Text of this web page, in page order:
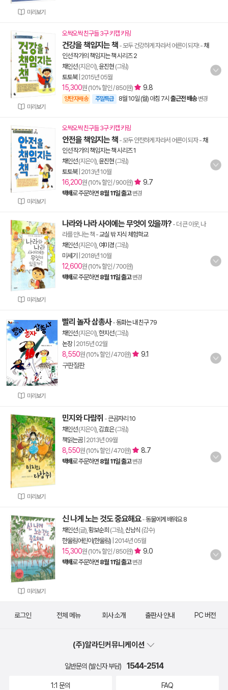
미리보기
미리보기
오싹오싹 친구들 3구 키캡 키링
건강을 책임지는 책 - 모두 건강하게 자라서 어른이 되자!-채
인선 작가의 책임지는 책 시리즈 2
채인선(지은이), 윤진현 (그림)
토토북| 2015년 05월
15,300원 (10% 할인 / 850원) 9.8
양탄자배송 주말특급 8월 10일 (월) 아침 7시 출근전 배송 변경
미리보기
오싹오싹 친구들 3구 키캡 키링
안전을 책임지는 책 - 모두 안전하게 자라서 어른이 되자-채
인선 작가의 책임지는 책 시리즈 1
채인선(지은이), 윤진현 (그림)
토토북| 2013년 10월
16,200원 (10% 할인 / 900원) 9.7
택배로 주문하면 8월 11일 출고 변경
미리보기
나라와 나라 사이에는 무엇이 있을까? - 더 큰 이웃, 나
라를 만나는 책 -교실 밖 지식 체험학교
채인선(지은이), 여미경 (그림)
미세기
2018년 10월
12,600원 (10% 할인 / 700원)
택배로 주문하면 8월 11일 출고 변경
미리보기
빨리 놀자 삼총사-동화는 내 친구 79
채인선(지은이), 한지선(그림)
논장| 2015년 02월
8,550원 (10% 할인 / 470원)
9.1
구판절판
미리보기
민지와 다람쥐 -큰곰자리 10
채인선(지은이), 김효은(그림)
책읽는곰| 2013년 09월
8,550원 (10% 할인 / 470원) 8.7
택배로 주문하면 8월 11일 출고 변경
미리보기
신 나게 노는 것도 중요해요-동물에게 배워요 8
채인선(글), 황보순희 (그림), 신남식 (감수)
한울림어린이(한울림) 2014년 05월
15,300원 (10% 할인 / 850원) 9.0
택배로 주문하면 8월 11일 출고 변경
로그인 전체 메뉴 회사 소개 출판사 안내 PC 버전
(주)알라딘커뮤니케이션
일반문의 (발신자 부담) 1544-2514
1:1 문의 FAQ